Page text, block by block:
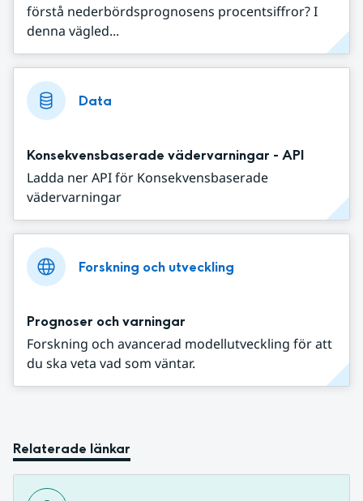
förstå nederbördsprognosens procentsiffror? I
denna vägled...
Data
Konsekvensbaserade vädervarningar - API
Ladda ner API för Konsekvensbaserade
vädervarningar
Forskning och utveckling
Prognoser och varningar
Forskning och avancerad modellutveckling för att
du ska veta vad som väntar.
Relaterade länkar